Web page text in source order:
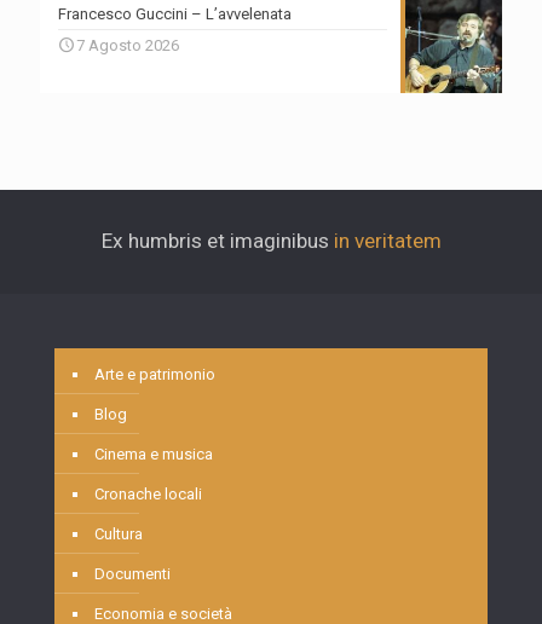
Francesco Guccini – L’avvelenata
7 Agosto 2026
Ex humbris et imaginibus in veritatem
Arte e patrimonio
Blog
Cinema e musica
Cronache locali
Cultura
Documenti
Economia e società